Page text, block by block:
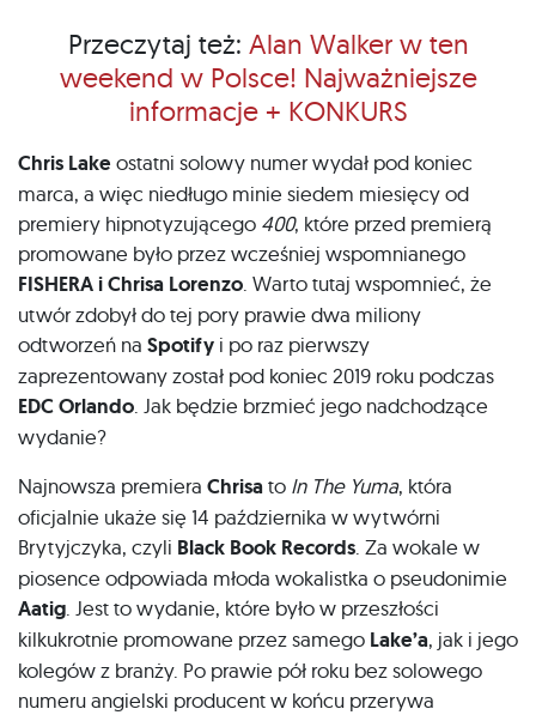
Przeczytaj też: Alan Walker w ten
weekend w Polsce! Najważniejsze
informacje + KONKURS
Chris Lake ostatni solowy numer wydał pod koniec
marca, a więc niedługo minie siedem miesięcy od
premiery hipnotyzującego 400, które przed premierą
promowane było przez wcześniej wspomnianego
FISHERA i Chrisa Lorenzo . Warto tutaj wspomnieć, że
utwór zdobył do tej pory prawie dwa miliony
odtworzeń na Spotify i po raz pierwszy
zaprezentowany został pod koniec 2019 roku podczas
EDC Orlando . Jak będzie brzmieć jego nadchodzące
wydanie?
Najnowsza premiera Chrisato In The Yuma, która
oficjalnie ukaże się 14 października w wytwórni
Brytyjczyka, czyli Black Book Records . Za wokale w
piosence odpowiada młoda wokalistka o pseudonimie
Aatig . Jest to wydanie, które było w przeszłości
kilkukrotnie promowane przez samego Lake’a, jak i jego
kolegów z branży. Po prawie pół roku bez solowego
numeru angielski producent w końcu przerywa